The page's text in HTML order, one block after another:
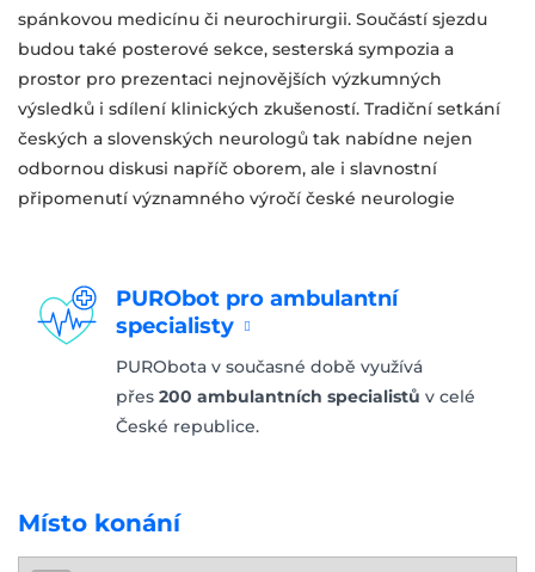
spánkovou medicínu či neurochirurgii. Součástí sjezdu
budou také posterové sekce, sesterská sympozia a
prostor pro prezentaci nejnovějších výzkumných
výsledků i sdílení klinických zkušeností. Tradiční setkání
českých a slovenských neurologů tak nabídne nejen
odbornou diskusi napříč oborem, ale i slavnostní
připomenutí významného výročí české neurologie
PURObot pro ambulantní
specialisty
PURObota v současné době využívá
přes 200 ambulantních specialistů v celé
České republice.
Místo konání